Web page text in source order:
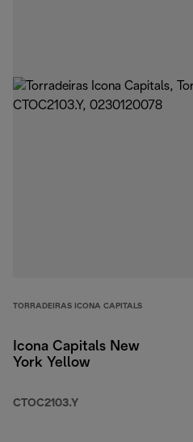
TORRADEIRAS ICONA CAPITALS
Icona Capitals New
York Yellow
CTOC2103.Y